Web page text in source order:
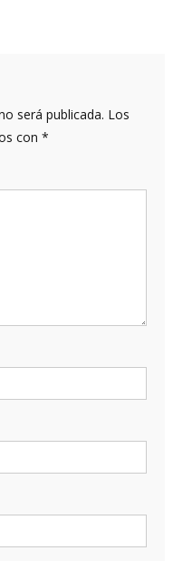
será publicada. Los
con *